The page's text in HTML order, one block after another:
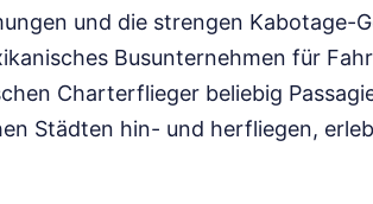
und die strengen Kabotage-
Busunternehmen für
Charterflieger beliebig
Städten hin- und herfliegen,